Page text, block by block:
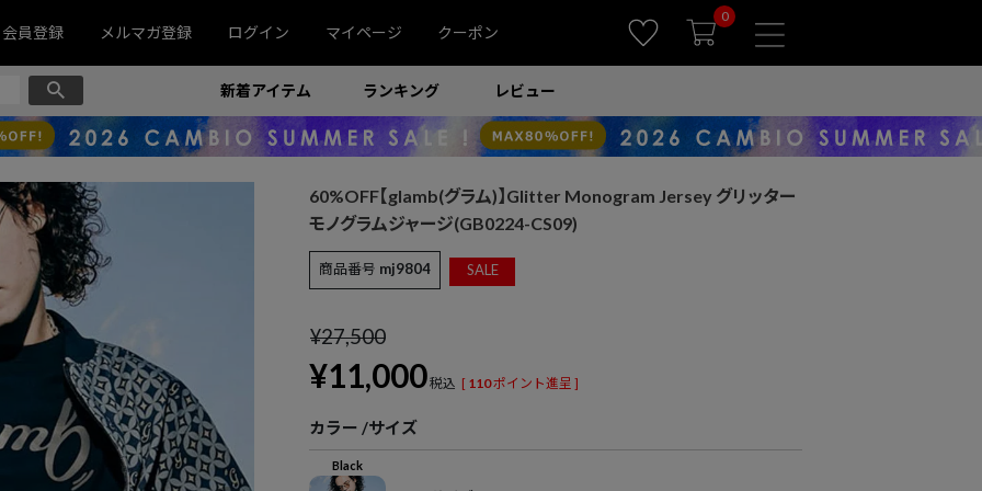
会員登録 メルマガ登録 ログイン マイページ クーポン
0
新着アイテム ランキング レビュー
60%OFF【glamb(グラム)】Glitter Monogram Jersey グリッター
モノグラムジャージ(GB0224-CS09)
商品番号 mj9804 SALE
¥27,500
¥11,000税込 [ 110ポイント進呈 ]
カラー サイズ
Black